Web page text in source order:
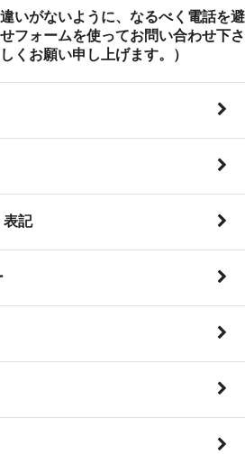
いがないように、なるべく電話を避
フォームを使ってお問い合わせ下さ
くお願い申し上げます。）
表記